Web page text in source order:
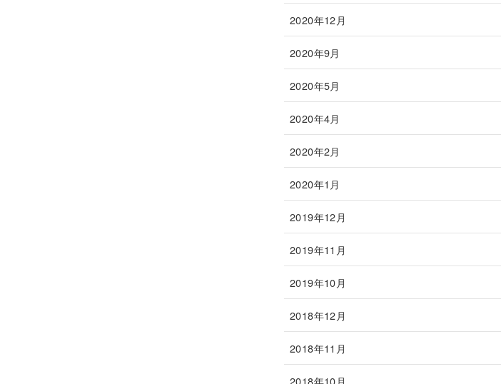
2020年12月
2020年9月
2020年5月
2020年4月
2020年2月
2020年1月
2019年12月
2019年11月
2019年10月
2018年12月
2018年11月
2018年10月